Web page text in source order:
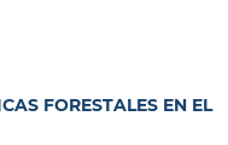
FORESTALES EN EL